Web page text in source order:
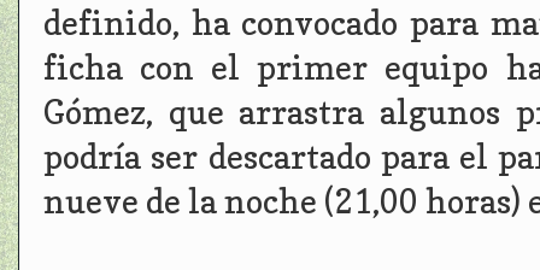
definido, ha convocado para
ficha con el primer equipo
Gómez, que arrastra algunos
podría ser descartado para el
nueve de la noche (21,00 horas)